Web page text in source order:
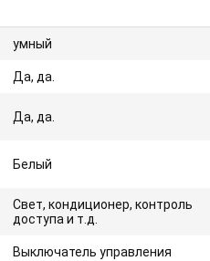
умный
Да, да.
Да, да.
Белый
Свет, кондиционер, контроль
доступа и т.д.
Выключатель управления